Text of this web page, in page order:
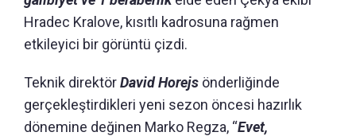
Hradec Kralove, kısıtlı kadrosuna rağmen
etkileyici bir görüntü çizdi.
Teknik direktörDavid Horejs önderliğinde
gerçekleştirdikleri yeni sezon öncesi hazırlık
dönemine değinen Marko Regza, “Evet,